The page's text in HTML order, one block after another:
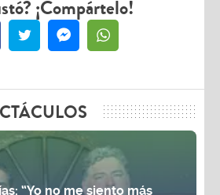
¡Compártelo!
“Yo no me siento más